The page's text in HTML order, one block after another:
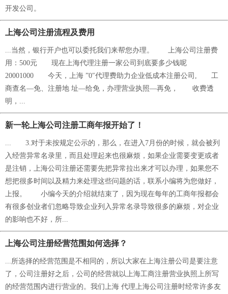
开发公司。
上海公司注册流程及费用
...当然，银行开户也可以委托我们来帮您办理。 上海公司注册费
用：500元 现在上海代理注册一家公司到底要多少钱呢
20001000 今天，上海 ”0″代理费助力企业低成本注册公司, 工
商查名—免、注册地 址—给免，办理营业执照—再免， 收费透
明，...
新一轮上海公司注册工商年报开始了！
... 3.对于未按规定公示的，那么，在进入7月份的时候，就会被列
入经营异常名录里，而且处理起来也很麻烦，如果企业需要变更或者
是注销，上海公司注册还需要先把异常拉出来才可以办理，如果您不
想把很多时间以及精力来处理这些问题的话，联系小编将为您做好，
上报。 小编今天的介绍就结束了，因为现在每年的工商年报都会
有很多创业者们忽略导致企业列入异常名录导致很多的麻烦，对企业
的影响也不好，所...
上海公司注册经营范围如何选择？
...所选择的经营范围是不相同的，所以大家在上海注册公司是要注意
了，公司注册好之后，公司的经营就以上海工商注册营业执照上所写
的经营范围内进行营业的。我们上海 代理上海公司注册时经常许多友